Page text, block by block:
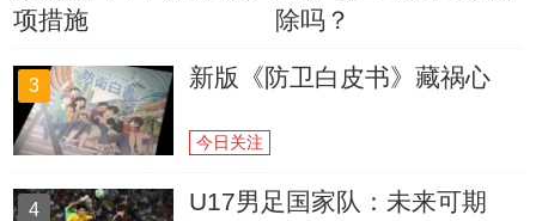
项措施
除吗？
3 新版《防卫白皮书》藏祸心
今日关注
4 U17男足国家队：未来可期